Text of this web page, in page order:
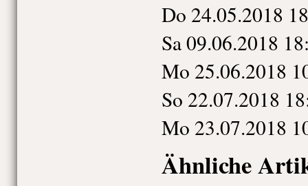
Do 24.05.2018
Sa09.06.2018
Mo 25.06.2018
So 22.07.2018
Mo 23.07.2018
Ähnliche